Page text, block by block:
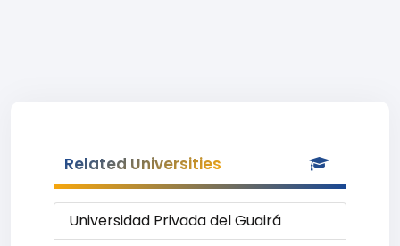
Related Universities
Universidad Privada del Guairá